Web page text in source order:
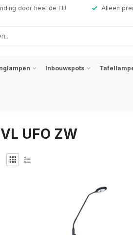
door heel de EU Alleen
Inbouwspots
UFO ZW